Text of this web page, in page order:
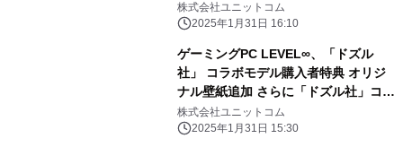
株式会社ユニットコム
2025年1月31日 16:10
ゲーミングPC LEVEL∞、「ドズル
社」 コラボモデル購入者特典 オリジ
ナル壁紙追加 さらに「ドズル社」コラ
ボPC購入時に使える 5,000円OFF
WEBクーポン配布
株式会社ユニットコム
2025年1月31日 15:30